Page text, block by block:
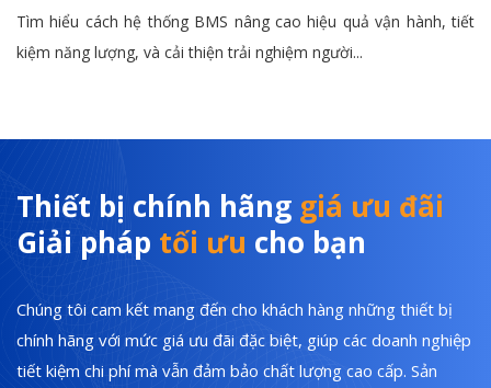
Tìm hiểu cách hệ thống BMS nâng cao hiệu quả vận hành, tiết
kiệm năng lượng, và cải thiện trải nghiệm người...
Thiết bị chính hãng giá ưu đãi
Giải pháp tối ưu cho bạn
Chúng tôi cam kết mang đến cho khách hàng những thiết bị
chính hãng với mức giá ưu đãi đặc biệt, giúp các doanh nghiệp
tiết kiệm chi phí mà vẫn đảm bảo chất lượng cao cấp. Sản